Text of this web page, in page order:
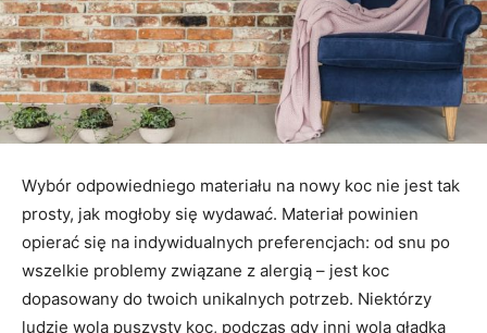
Wybór odpowiedniego materiału na nowy koc nie jest tak
prosty, jak mogłoby się wydawać. Materiał powinien
opierać się na indywidualnych preferencjach: od snu po
wszelkie problemy związane z alergią – jest koc
dopasowany do twoich unikalnych potrzeb. Niektórzy
ludzie wolą puszysty koc, podczas gdy inni wolą gładką